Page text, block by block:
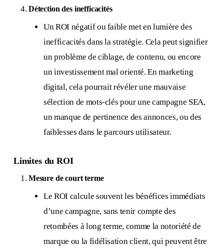
Détection des inefficacités
Un ROI négatif ou faible met en lumière des
inefficacités dans la stratégie. Cela peut signifier
un problème de ciblage, de contenu, ou encore
un investissement mal orienté. En marketing
digital, cela pourrait révéler une mauvaise
sélection de mots-clés pour une campagne SEA,
un manque de pertinence des annonces, ou des
faiblesses dans le parcours utilisateur.
Limites du ROI
Mesure de court terme
Le ROI calcule souvent les bénéfices immédiats
d’une campagne, sans tenir compte des
retombées à long terme, comme la notoriété de
marque ou la fidélisation client, qui peuvent être